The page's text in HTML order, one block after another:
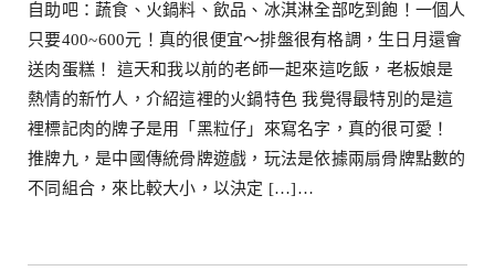
自助吧：蔬食、火鍋料、飲品、冰淇淋全部吃到飽！一個人
只要400~600元！真的很便宜～排盤很有格調，生日月還會
送肉蛋糕！ 這天和我以前的老師一起來這吃飯，老板娘是
熱情的新竹人，介紹這裡的火鍋特色 我覺得最特別的是這
裡標記肉的牌子是用「黑粒仔」來寫名字，真的很可愛！
推牌九，是中國傳統骨牌遊戲，玩法是依據兩扇骨牌點數的
不同組合，來比較大小，以決定 […]…